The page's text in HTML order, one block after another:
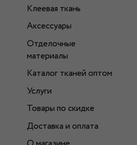
Клеевая ткань
Аксессуары
Отделочные
материалы
Каталог тканей оптом
Услуги
Товары по скидке
Доставка и оплата